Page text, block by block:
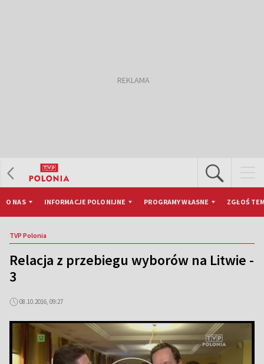
O NAS INFORMACJE POLONIJNE PROGRAMY WŁASNE ZGŁOŚ
TVP Polonia
Relacja z przebiegu wyborów na Litwie -
3
08.10.2016, 09:27